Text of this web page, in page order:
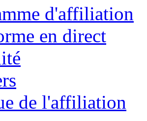
d'affiliation
en direct
de l'affiliation